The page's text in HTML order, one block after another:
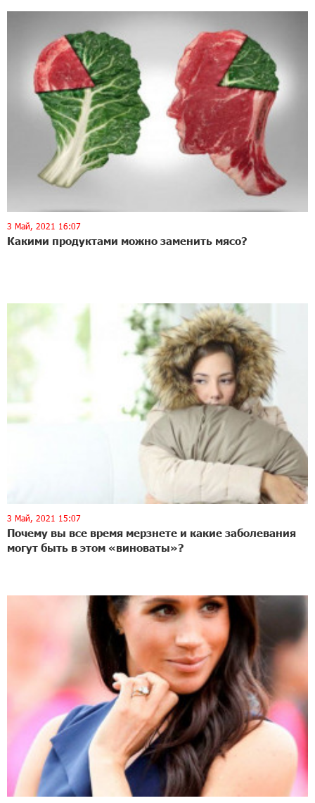
3 Май, 2021 16:07
Какими продуктами можно заменить мясо?
3 Май, 2021 15:07
Почему вы все время мерзнете и какие заболевания
могут быть в этом «виноваты»?